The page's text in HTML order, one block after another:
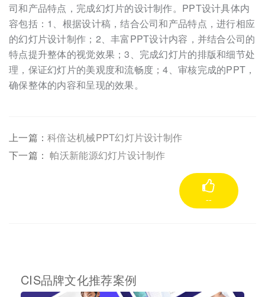
司和产品特点，完成幻灯片的设计制作。PPT设计具体内
容包括：1、根据设计稿，结合公司和产品特点，进行相应
的幻灯片设计制作；2、丰富PPT设计内容，并结合公司的
特点提升整体的视觉效果；3、完成幻灯片的排版和细节处
理，保证幻灯片的美观度和流畅度；4、审核完成的PPT，
确保整体的内容和呈现的效果。
上一篇：科倍达机械PPT幻灯片设计制作
下一篇：帕沃新能源幻灯片设计制作
--
CIS品牌文化推荐案例